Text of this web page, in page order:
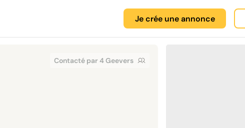
Je crée une annonce
Contacté par 4 Geevers